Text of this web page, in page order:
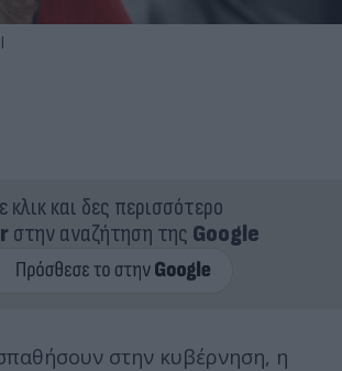
κλικ και δες περισσότερο
στην αναζήτηση της Google
στην κυβέρνηση, η